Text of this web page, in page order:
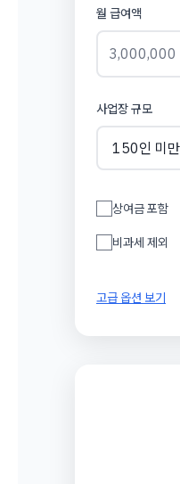
월 급여액
사업장 규모
상여금 포함
비과세 제외
고급 옵션 보기